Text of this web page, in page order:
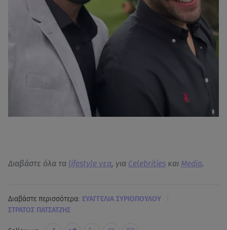
Διαβάστε όλα τα lifestyle νεα, για Celebrities και Media.
Διαβάστε περισσότερα: ΕΥΑΓΓΕΛΙΑ ΣΥΡΙΟΠΟΥΛΟΥ
ΣΤΡΑΤΟΣ ΠΑΤΣΑΤΖΗΣ